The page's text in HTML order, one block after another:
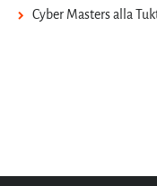
Cyber Masters alla